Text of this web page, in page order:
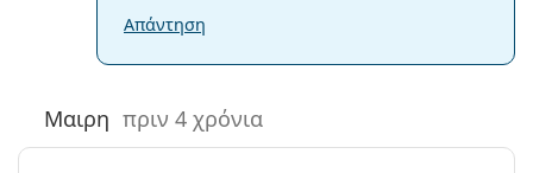
Απάντηση
Μαιρη πριν 4 χρόνια